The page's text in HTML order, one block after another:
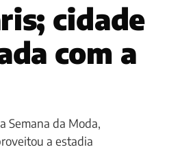
cidade
com a
Semana da Moda,
a estadia